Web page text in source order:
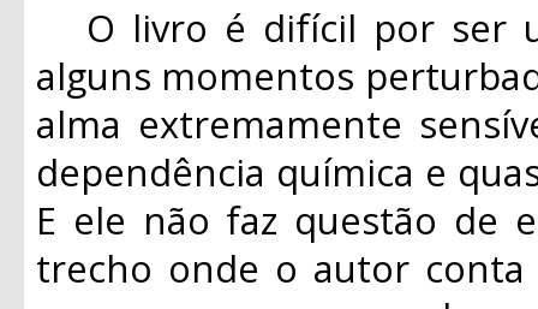
O livro é difícil por ser
alguns momentos
alma extremamente
dependência química e
E ele não faz questão de
trecho onde o autor